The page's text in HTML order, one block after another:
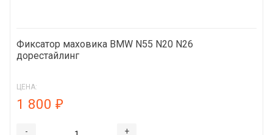
Фиксатор маховика BMW N55 N20 N26
дорестайлинг
ЦЕНА:
1 800 ₽
- +